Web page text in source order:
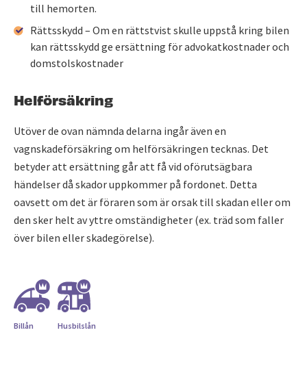
till hemorten.
Rättsskydd – Om en rättstvist skulle uppstå kring bilen
kan rättsskydd ge ersättning för advokatkostnader och
domstolskostnader
Helförsäkring
Utöver de ovan nämnda delarna ingår även en
vagnskadeförsäkring om helförsäkringen tecknas. Det
betyder att ersättning går att få vid oförutsägbara
händelser då skador uppkommer på fordonet. Detta
oavsett om det är föraren som är orsak till skadan eller om
den sker helt av yttre omständigheter (ex. träd som faller
över bilen eller skadegörelse).
Billån Husbilslån